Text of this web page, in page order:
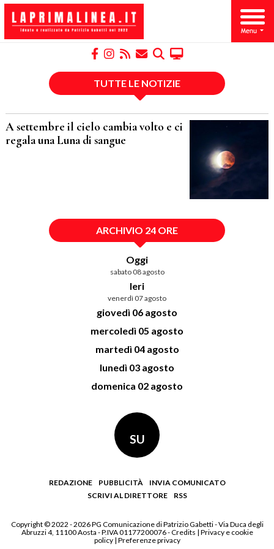
TUTTE LE NOTIZIE
A settembre il cielo cambia volto e ci
regala una Luna di sangue
ARCHIVIO 24 ORE
Oggi
sabato 08 agosto
Ieri
venerdì 07 agosto
giovedì 06 agosto
mercoledì 05 agosto
martedì 04 agosto
lunedì 03 agosto
domenica 02 agosto
SU
REDAZIONE PUBBLICITÀ
INVIA COMUNICATO
SCRIVI AL DIRETTORE
RSS
Copyright © 2022 - 2026 PG Comunicazione di Patrizio Gabetti - Via Duca degli
Abruzzi 4, 11100 Aosta - P.IVA 01177200076 -Credits | Privacy e cookie
policy| Preferenze privacy